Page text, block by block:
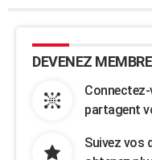
DEVENEZ
partagent
Suivez vos